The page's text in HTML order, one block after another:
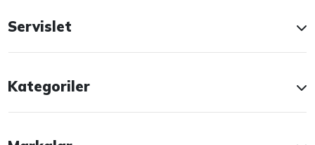
Servislet
Kategoriler